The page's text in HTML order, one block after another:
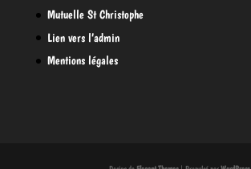
Mutuelle St Christophe
Lien vers l’admin
Mentions légales